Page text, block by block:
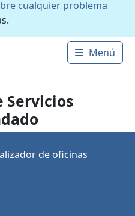
cualquier problema
Main
Menú
Servicios
de oficinas